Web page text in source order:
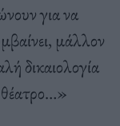
για να
μάλλον
δικαιολογία
θέατρο…»